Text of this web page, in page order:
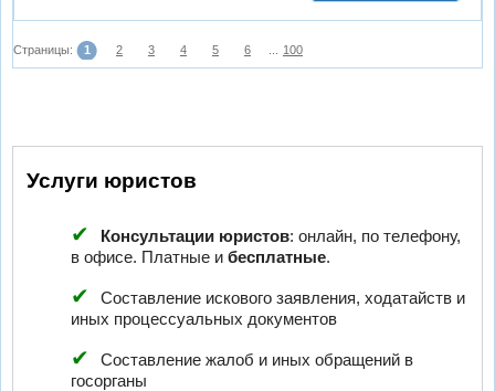
Страницы: 1 2 3 4 5 6 100
Услуги юристов
Консультации юристов: онлайн, по телефону,
в офисе. Платные и бесплатные.
Составление искового заявления, ходатайств и
иных процессуальных документов
Составление жалоб и иных обращений в
госорганы